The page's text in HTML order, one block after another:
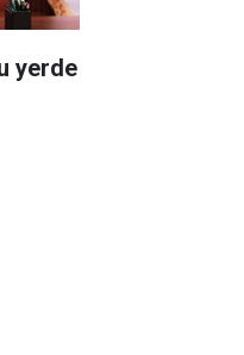
yerde